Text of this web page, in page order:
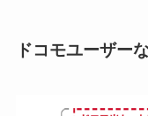
ドコモユーザー